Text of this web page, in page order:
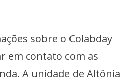
sobre o Colabday
em contato com as
A unidade de Altônia